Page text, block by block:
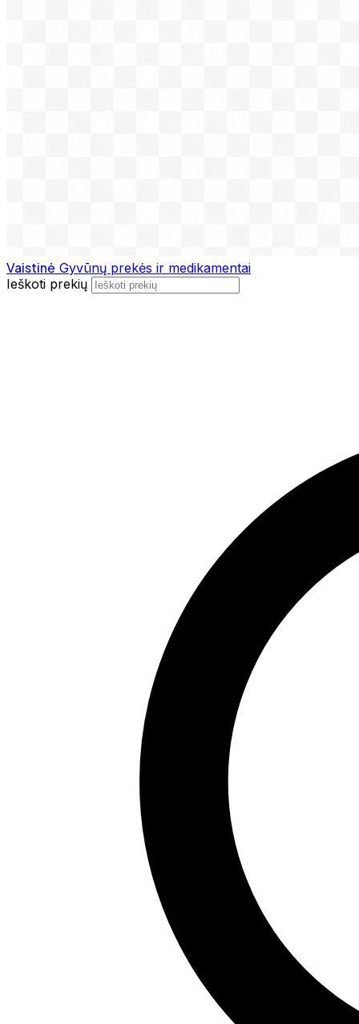
Vaistinė Gyvūnų prekės ir medikamentai
Ieškoti prekių